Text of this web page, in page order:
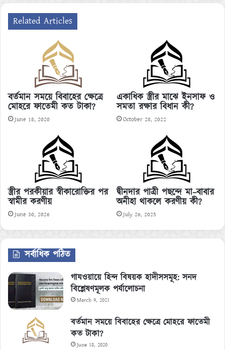
Related Articles
বর্তমান সময়ে বিবাহের ক্ষেত্রে
মোহরে ফাতেমী কত টাকা?
June 18, 2020
একাধিক স্ত্রীর মাঝে ইনসাফ ও
সমতা রক্ষার বিধান কী?
October 28, 2022
স্ত্রীর পরকীয়ার স্বীকারোক্তির পর
স্বামীর করণীয়
June 30, 2026
দ্বীনদার পাত্রী পছন্দে মা–বাবার
অনীহা থাকলে করণীয় কী?
July 26, 2025
সর্বাধিক পঠিত
গাযওয়ায়ে হিন্দ বিষয়ক হাদীসসমূহ: সনদ
বিশ্লেষণমূলক পর্যালোচনা
March 9, 2021
বর্তমান সময়ে বিবাহের ক্ষেত্রে মোহরে ফাতেমী
কত টাকা?
June 18, 2020